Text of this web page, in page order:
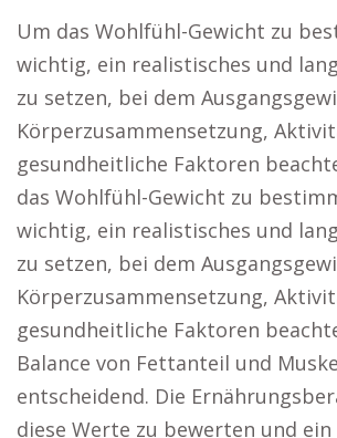
Um das Wohlfühl-Gewicht zu
wichtig, ein realistisches und
zu setzen, bei dem
Körperzusammensetzung,
gesundheitliche Faktoren
das Wohlfühl-Gewicht zu
wichtig, ein realistisches und
zu setzen, bei dem
Körperzusammensetzung,
gesundheitliche Faktoren
Balance von Fettanteil und
entscheidend. Die
diese Werte zu bewerten und